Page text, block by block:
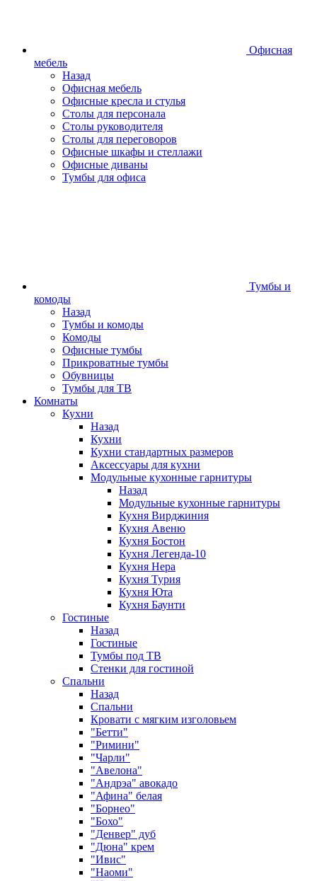
Офисная
мебель
Назад
Офисная мебель
Офисные кресла и стулья
Столы для персонала
Столы руководителя
Столы для переговоров
Офисные шкафы и стеллажи
Офисные диваны
Тумбы для офиса
Тумбы и
комоды
Назад
Тумбы и комоды
Комоды
Офисные тумбы
Прикроватные тумбы
Обувницы
Тумбы для ТВ
Комнаты
Кухни
Назад
Кухни
Кухни стандартных размеров
Аксессуары для кухни
Модульные кухонные гарнитуры
Назад
Модульные кухонные гарнитуры
Кухня Вирджиния
Кухня Авеню
Кухня Бостон
Кухня Легенда-10
Кухня Нера
Кухня Турия
Кухня Юта
Кухня Баунти
Гостиные
Назад
Гостиные
Тумбы под ТВ
Стенки для гостиной
Спальни
Назад
Спальни
Кровати с мягким изголовьем
"Бетти"
"Римини"
"Чарли"
"Авелона"
"Андрэа" авокадо
"Афина" белая
"Борнео"
"Бохо"
"Денвер" дуб
"Дюна" крем
"Ивис"
"Наоми"